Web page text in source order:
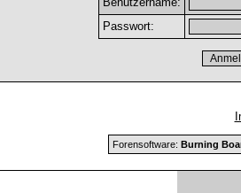
Passwort:
Forensoftware: Burning